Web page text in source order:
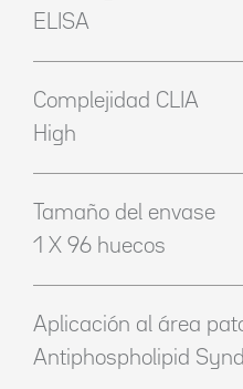
ELISA
Complejidad CLIA
High
Tamaño del envase
1 X 96 huecos
Aplicación al área
Antiphospholipid